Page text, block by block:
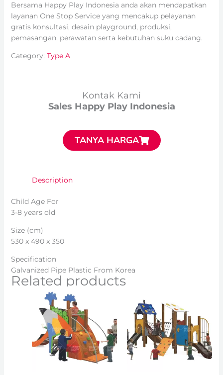
Bersama Happy Play Indonesia anda akan mendapatkan
layanan One Stop Service yang mencakup pelayanan
gratis konsultasi, desain playground, produksi,
pemasangan, perawatan serta kebutuhan suku cadang.
Category: Type A
Kontak Kami
Sales Happy Play Indonesia
TANYA HARGA
Description
Child Age For
3-8 years old
Size (cm)
530 x 490 x 350
Specification
Galvanized Pipe Plastic From Korea
Related products